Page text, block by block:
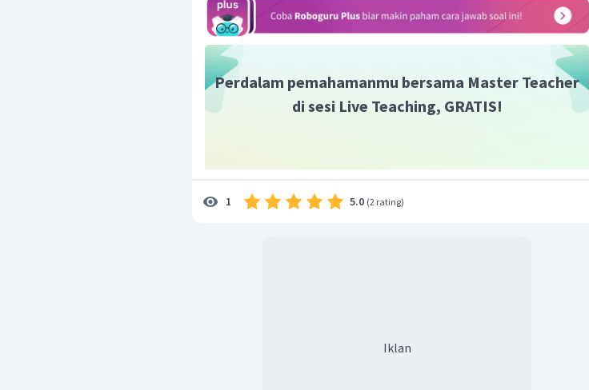
Perdalam pemahamanmu bersama Master Teacher
di sesi Live Teaching, GRATIS!
1 5.0 (2 rating)
Iklan